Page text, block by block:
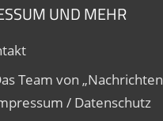
UND MEHR
Team von
/ Datenschutz